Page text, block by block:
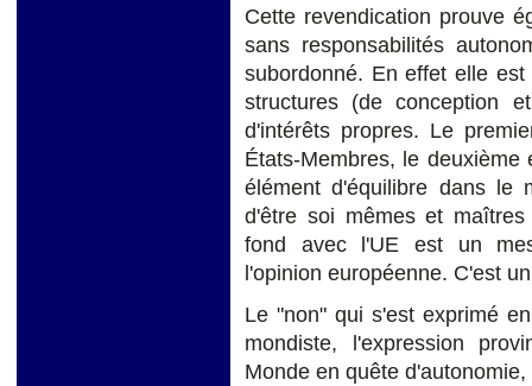
Cette revendication prouve
sans responsabilités
subordonné. En effet elle
structures (de conception
d'intérêts propres. Le
États-Membres, le
élément d'équilibre dans le
d'être soi mêmes et
fond avec l'UE est un
l'opinion européenne. C'est
Le "non" qui s'est exprimé
mondiste, l'expression
Monde en quête